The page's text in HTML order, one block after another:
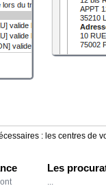
: les centres de
Les
...